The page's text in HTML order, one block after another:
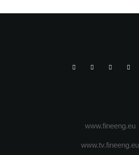
www.fineeng.eu
www.tv.fineeng.eu